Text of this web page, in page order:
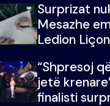
mungojë
kur…
Surprizat
Mesazhe
Ledion
i mban dot
meritoj…
“Shpresoj
jetë
finalisti